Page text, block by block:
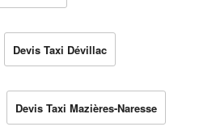
Devis Taxi Dévillac
Devis Taxi Mazières-Naresse